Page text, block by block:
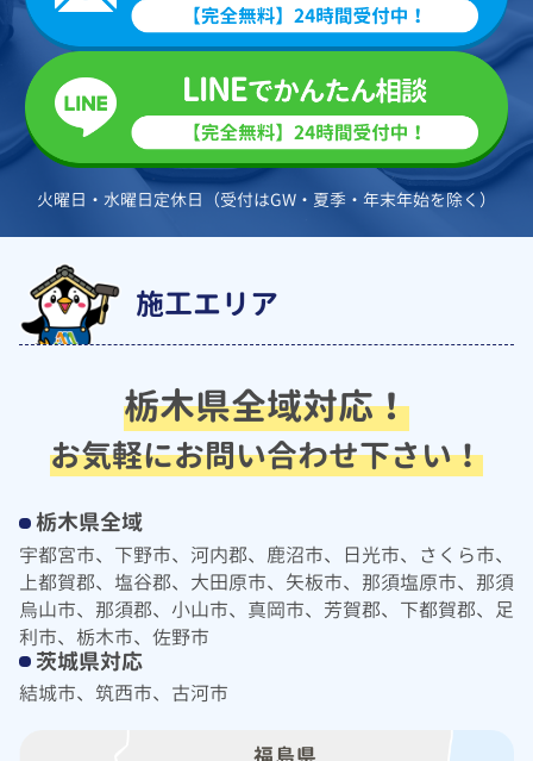
火曜日・水曜日定休日（受付はGW・夏季・年末年始を除く）
施工エリア
栃木県全域対応！
お気軽にお問い合わせ下さい！
栃木県全域
宇都宮市、下野市、河内郡、鹿沼市、日光市、さくら市、
上都賀郡、塩谷郡、大田原市、矢板市、那須塩原市、那須
烏山市、那須郡、小山市、真岡市、芳賀郡、下都賀郡、足
利市、栃木市、佐野市
茨城県対応
結城市、筑西市、古河市